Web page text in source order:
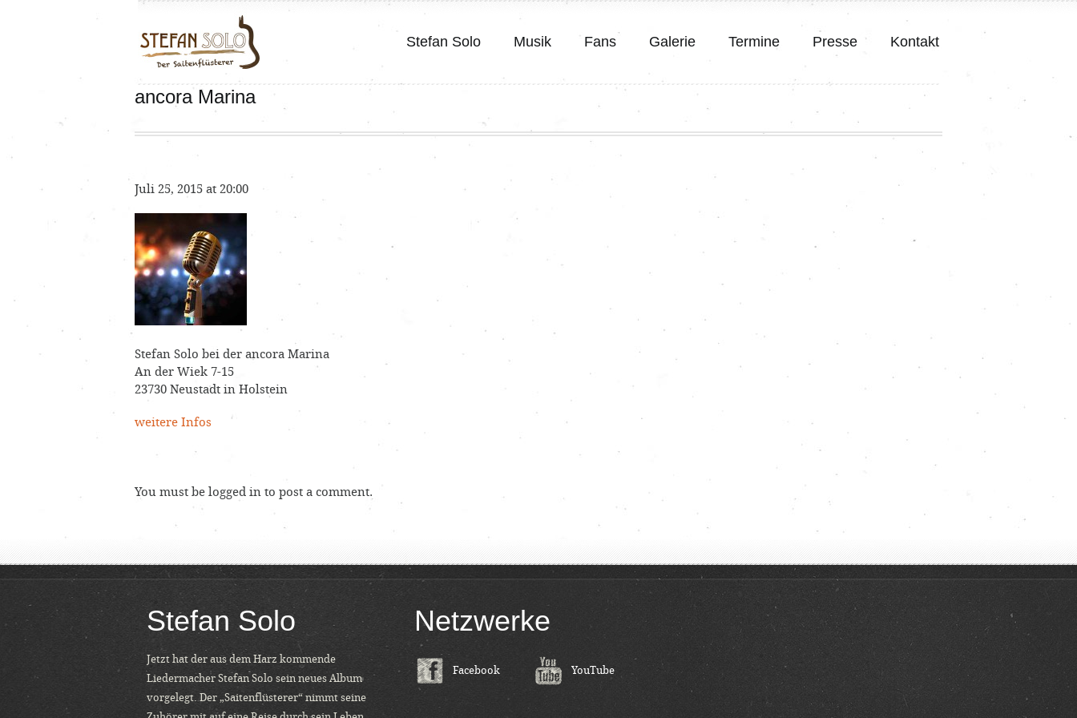
Stefan Solo Musik Fans Galerie Termine Presse Kontakt
ancora Marina
Juli 25, 2015 at 20:00
Stefan Solo bei der ancora Marina
An der Wiek 7-15
23730 Neustadt in Holstein
weitere Infos
You must be logged in to post a comment.
Stefan Solo
Jetzt hat der aus dem Harz kommende
Liedermacher Stefan Solo sein neues Album
vorgelegt. Der „Saitenflüsterer“ nimmt seine
Netzwerke
Facebook YouTube